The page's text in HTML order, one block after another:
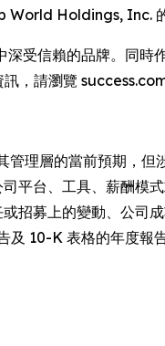
World Holdings,
受信賴的品牌。同
，請瀏覽 success.com
理層的當前預期，
平台、工具、薪酬模
招募上的變動、公司
10-K 表格的年度報